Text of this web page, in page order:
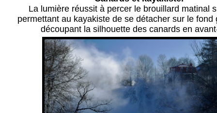
La lumière réussit à percer le brouillard matinal
permettant au kayakiste de se détacher sur le fond
découpant la silhouette des canards en